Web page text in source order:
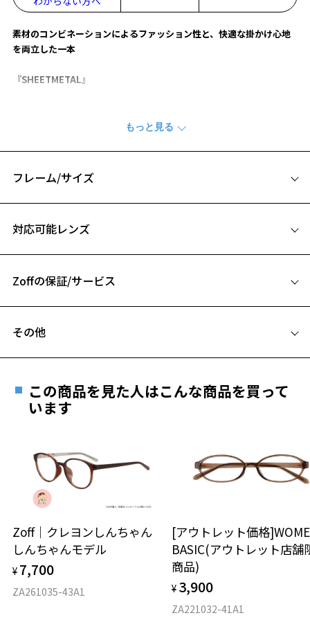
お気に入りに追加済です。
素材のコンビネーションによるファッション性と、快適な掛かけ心地
を両立した一本
『SHEETMETAL』
メガネが初めての方にもおすすめ。
フロントにはメタル、テンプルには軽量で柔軟性に富んだフレンチプ
ラスチックを使用しました。
耳元はラバー素材で、セルフでご調整いただけます。
ZY232021-14E1：マルチに使える定番のブラック。
ZY232021-72F1：他カラーと相性も良く馴染みやすいネイビー。
【スタイリングポイント】
す。
※柄や色味の出方に個体差があり、画像と異なる場合がございます。
フレーム/サイズ
B ブリッジ(鼻部分)の横幅：18mm
お持ちのZoffメガネサイズを確認するには？
仕上がり寸法
D 仕上がりの横幅：約145mm
対応可能レンズ
フレームとレンズの合計料金を知りたい方へ
Zoffの保証/サービス
安心1 フレーム１年間品質保証
きます。
※保証期間内に交換が行われた場合、保証期間は初期の期間から
延長されません。
安心2 視力測定無料
視力の変化を早めに発見するために、定期的な視
力測定をおすすめいたします。
安心3 かかり具合調整無料
その他
ご希望のお客さまは、「レンズ交換券」をお選びのうえ、
最寄りのZoff実店舗にてレンズをお買い求めください。
※サングラスやパッケージ品では「レンズ交換券」はお選び
談ください。
＜メガネの度数情報がわからない方へ＞
オンラインストアでフレームのみ購入して、
実店舗で度付きにできます
ご購入時に「レンズ交換券」をお選びいただくと、実店舗で
度数を測定のうえ、度付きレンズ（標準セットレンズ）へ無
この商品を見た人はこんな商品を買って
います
Zoff｜クレヨンしんちゃん
しんちゃんモデル
¥ 7,700
ZA261035-43A1
[アウトレット価格
BASIC(アウトレット店舗
商品)
¥ 3,900
ZA221032-41A1